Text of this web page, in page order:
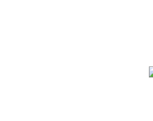
피아노 프리즘 (Piano Prism)